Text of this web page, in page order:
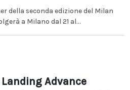
della seconda edizione del Milan
a Milano dal 21 al...
Advance